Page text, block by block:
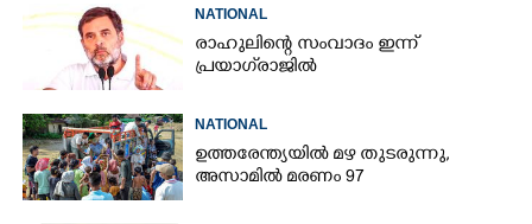
NATIONAL
രാഹുലിന്റെ സംവാദം ഇന്ന്
പ്രയാഗ്‌രാജിൽ
NATIONAL
ഉത്തരേന്ത്യയിൽ മഴ തുടരുന്നു,​
അസാമിൽ മരണം 97